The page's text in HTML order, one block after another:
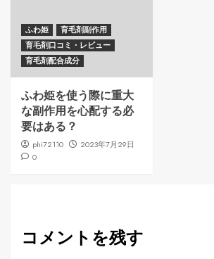
ふわ姫
育毛剤副作用
育毛剤口コミ・レビュー
育毛剤配合成分
ふわ姫を使う際に重大
な副作用を心配する必
要はある？
phi72110
2023年7月29日
0
コメントを残す